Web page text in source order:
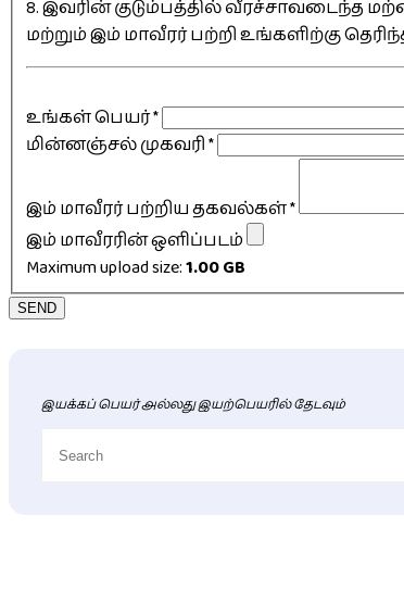
8. இவரின் குடும்பத்தில் வீரச்சாவடைந்த
மற்றும் இம் மாவீரர் பற்றி உங்களிற்கு
உங்கள் பெயர்*
மின்னஞ்சல் முகவரி*
இம் மாவீரர் பற்றிய தகவல்கள்*
இம் மாவீரரின் ஒளிப்படம்
Maximum upload size:1.00 GB
SEND
இயக்கப் பெயர் அல்லது இயற்பெயரில் தேடவும்